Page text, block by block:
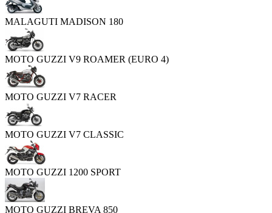
MALAGUTI MADISON 180
MOTO GUZZI V9 ROAMER (EURO 4)
MOTO GUZZI V7 RACER
MOTO GUZZI V7 CLASSIC
MOTO GUZZI 1200 SPORT
MOTO GUZZI BREVA 850